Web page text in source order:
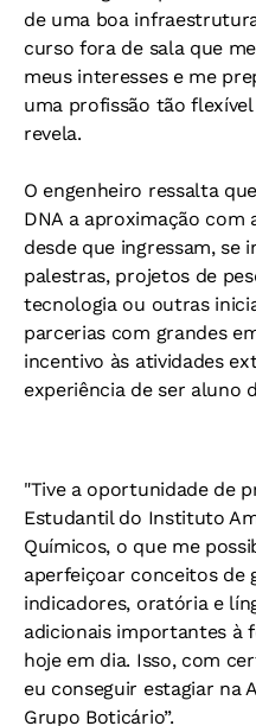
de uma boa
curso fora de sala que
meus interesses e me
uma profissão tão flexível
revela.
O engenheiro ressalta
DNA a aproximação com
desde que ingressam, se
palestras, projetos de
tecnologia ou outras
parcerias com grandes
incentivo às atividades
experiência de ser aluno
"Tive a oportunidade de
Estudantil do Instituto
Químicos, o que me
aperfeiçoar conceitos de
indicadores, oratória e
adicionais importantes à
hoje em dia. Isso, com
eu conseguir estagiar na
Grupo Boticário”.